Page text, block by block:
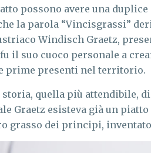
possono avere una
la parola “Vincisgrassi”
Windisch Graetz,
il suo cuoco personale a
prime presenti nel territorio.
storia, quella più attendibile,
Graetz esisteva già un
grasso dei principi, inventato